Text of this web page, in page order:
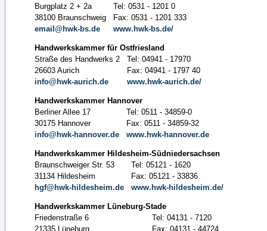
Burgplatz 2 + 2a
Tel: 0531 - 1201 0
38100 Braunschweig
Fax: 0531 - 1201 333
email@hwk-bs.de
www.hwk-bs.de/
Handwerkskammer für Ostfriesland
Straße des Handwerks 2
Tel: 04941 - 17970
26603 Aurich
Fax: 04941 - 1797 40
info@hwk-aurich.de
www.hwk-aurich.de/
Handwerkskammer Hannover
Berliner Allee 17
Tel: 0511 - 34859-0
30175 Hannover
Fax: 0511 - 34859-32
info@hwk-hannover.de
www.hwk-hannover.de
Handwerkskammer Hildesheim-Südniedersachsen
Braunschweiger Str. 53
Tel: 05121 - 1620
31134 Hildesheim
Fax: 05121 - 33836
hgf@hwk-hildesheim.de
www.hwk-hildesheim.de/
Handwerkskammer Lüneburg-Stade
Friedenstraße 6
Tel: 04131 - 7120
21335 Lüneburg
Fax: 04131 - 44724